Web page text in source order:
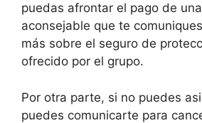
puedas afrontar el pago de
aconsejable que te
más sobre el seguro de
ofrecido por el grupo.
Por otra parte, si no puedes
puedes comunicarte para